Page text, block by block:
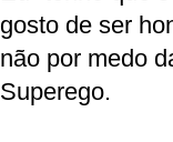
gosto de ser
não por medo
Superego.